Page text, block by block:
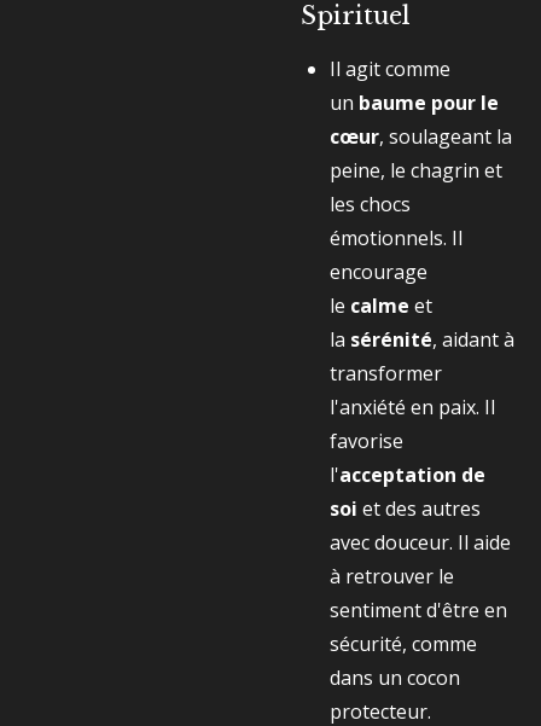
Spirituel
Il agit comme
un baume pour le
cœur, soulageant la
peine, le chagrin et
les chocs
émotionnels. Il
encourage
le calme et
la sérénité, aidant à
transformer
l'anxiété en paix. Il
favorise
l'acceptation de
soi et des autres
avec douceur. Il aide
à retrouver le
sentiment d'être en
sécurité, comme
dans un cocon
protecteur.